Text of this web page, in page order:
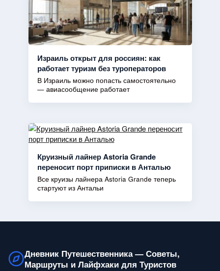
Израиль открыт для россиян: как
работает туризм без туроператоров
В Израиль можно попасть самостоятельно
— авиасообщение работает
Круизный лайнер Astoria Grande
переносит порт приписки в Анталью
Все круизы лайнера Astoria Grande теперь
стартуют из Антальи
Дневник Путешественника — Советы,
Маршруты и Лайфхаки для Туристов